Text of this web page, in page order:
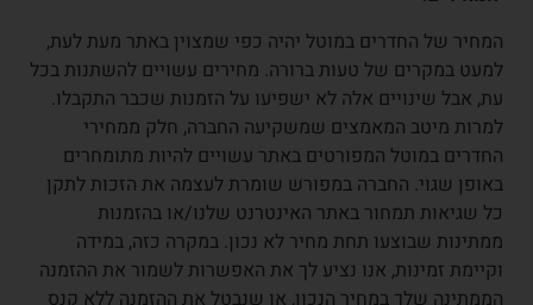
המחיר של החדרים במוטל יהיה כפי שמצוין באתר מעת לעת,
למעט במקרים של טעות ברורה. מחירים עשויים להשתנות בכל
עת, אבל שינויים אלה לא ישפיעו על הזמנות שכבר התקבלו.
למרות מיטב המאמצים שמשקיעה החברה, חלק ממחירי
החדרים במוטל המפורטים באתר עשויים להיות מתומחרים
באופן שגוי. החברה במפורש שומרת לעצמה את הזכות לתקן
כל שגיאות תמחור באתר האינטרנט שלנו/או בהזמנות
ממתינות שבוצעו תחת מחיר לא נכון. במקרה כזה, במידה
וקיימת זמינות, אנו נציע לך את האפשרות לשמור את ההזמנה
הממתינה שלך במחיר הנכון, או שנבטל את ההזמנה ללא קנס